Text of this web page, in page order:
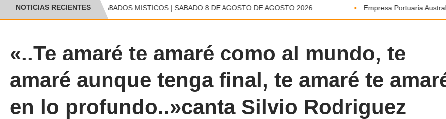
NOTICIAS RECIENTESSABADOS MISTICOS | SABADO 8 DE AGOSTO DE AGOSTO 2026. Empresa Portuaria Austral
«..Te amaré te amaré como al mundo, te
amaré aunque tenga final, te amaré te
en lo profundo..»canta Silvio Rodriguez